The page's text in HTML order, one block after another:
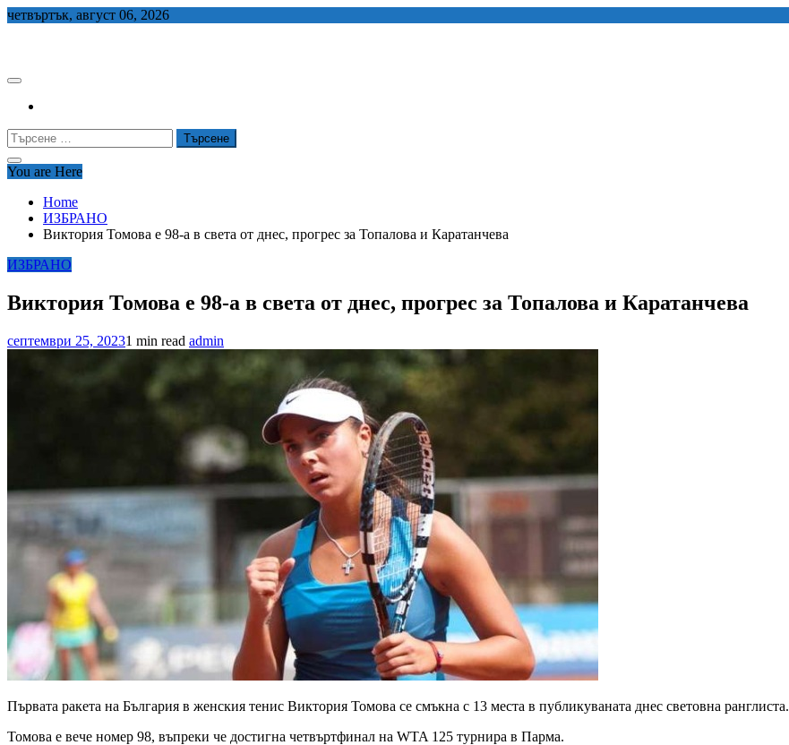
Skip
четвъртък, август 06, 2026
Търсене
за:
You are Here
Home
ИЗБРАНО
Виктория Томова е 98-а в света от днес, прогрес за Топалова и Каратанчева
ИЗБРАНО
Виктория Томова е 98-а в света от днес, прогрес за Топалова и Каратанчева
септември 25, 20231 min read admin
Първата ракета на България в женския тенис Виктория Томова се смъкна с 13 места в публикуваната днес световна ранглиста.
Томова е вече номер 98, въпреки че достигна четвъртфинал на WTA 125 турнира в Парма.